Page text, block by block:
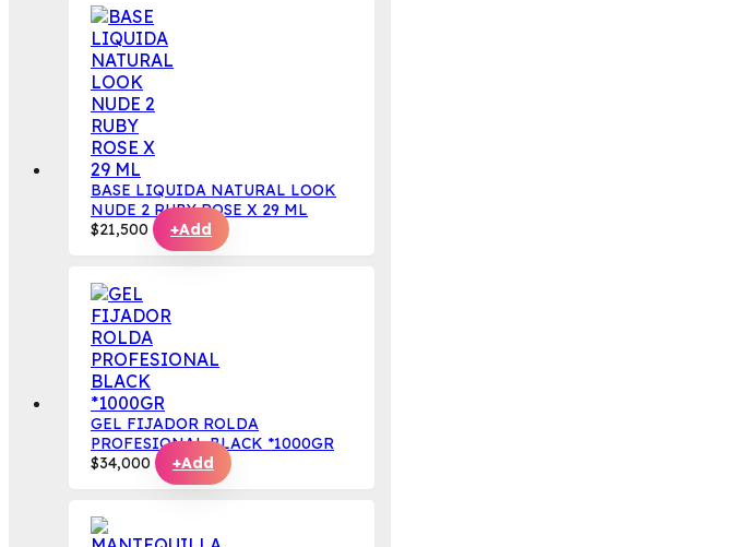
BASE LIQUIDA NATURAL LOOK
NUDE 2 RUBY ROSE X 29 ML
$21,500 +Add
GEL FIJADOR ROLDA
PROFESIONAL BLACK *1000GR
$34,000 +Add